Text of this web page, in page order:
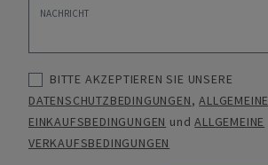
BITTE AKZEPTIEREN SIE UNSERE
DATENSCHUTZBEDINGUNGEN,ALLGEMEINE
EINKAUFSBEDINGUNGEN undALLGEMEINE
VERKAUFSBEDINGUNGEN